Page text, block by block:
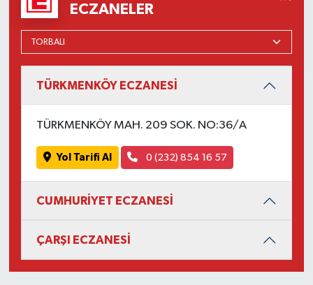
ECZANELER
TÜRKMENKÖY ECZANESİ
TÜRKMENKÖY MAH. 209 SOK. NO:36/A
Yol Tarifi Al 0 (232) 854 16 57
CUMHURİYET ECZANESİ
ÇARŞI ECZANESİ